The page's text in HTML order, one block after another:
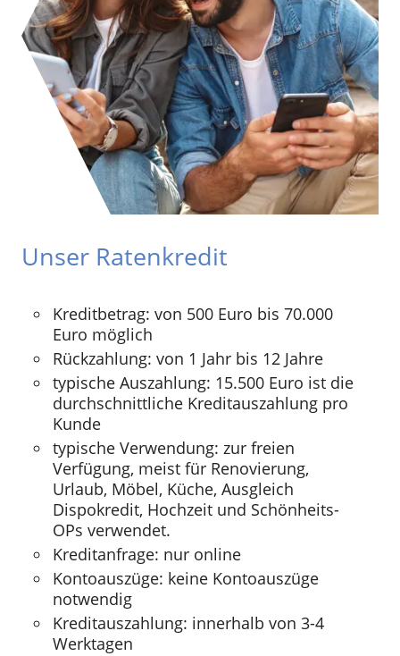
Unser Ratenkredit
Kreditbetrag: von 500 Euro bis 70.000
Euro möglich
Rückzahlung: von 1 Jahr bis 12 Jahre
typische Auszahlung: 15.500 Euro ist die
durchschnittliche Kreditauszahlung pro
Kunde
typische Verwendung: zur freien
Verfügung, meist für Renovierung,
Urlaub, Möbel, Küche, Ausgleich
Dispokredit, Hochzeit und Schönheits-
OPs verwendet.
Kreditanfrage: nur online
Kontoauszüge: keine Kontoauszüge
notwendig
Kreditauszahlung: innerhalb von 3-4
Werktagen